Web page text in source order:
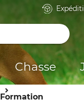
Chasse
Formation